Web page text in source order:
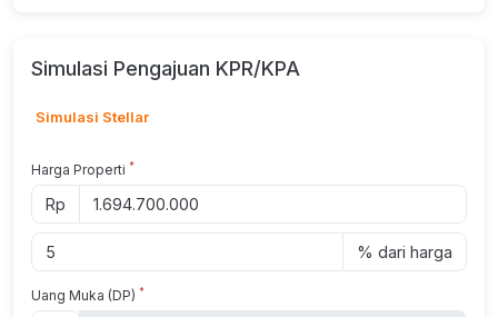
Simulasi Pengajuan KPR/KPA
Simulasi Stellar
Harga Properti *
Rp
% dari harga
Uang Muka (DP) *